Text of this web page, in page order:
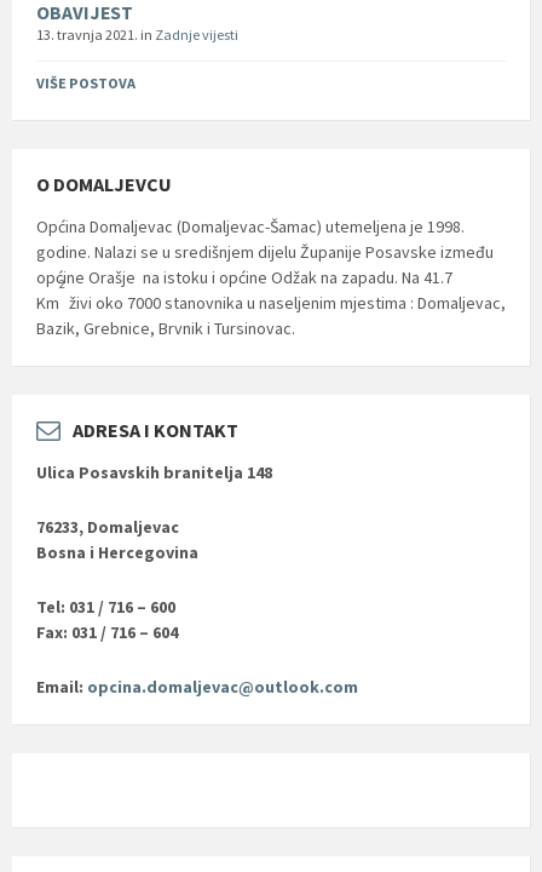
OBAVIJEST
13. travnja 2021. in Zadnje vijesti
VIŠE POSTOVA
O DOMALJEVCU
Općina Domaljevac (Domaljevac-Šamac) utemeljena je 1998.
godine. Nalazi se u središnjem dijelu Županije Posavske između
općine Orašje na istoku i općine Odžak na zapadu. Na 41.7
Km
2
živi oko 7000 stanovnika u naseljenim mjestima : Domaljevac,
Bazik, Grebnice, Brvnik i Tursinovac.
ADRESA I KONTAKT
Ulica Posavskih branitelja 148
76233, Domaljevac
Bosna i Hercegovina
Tel: 031 / 716 – 600
Fax: 031 / 716 – 604
Email: opcina.domaljevac@outlook.com